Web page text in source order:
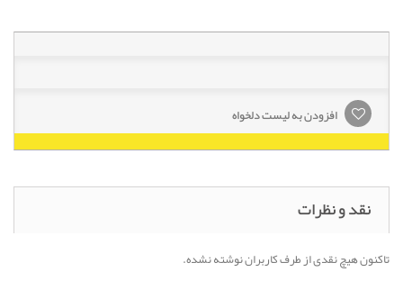
افزودن به لیست دلخواه
نقد و نظرات
تاکنون هیچ نقدی از طرف کاربران نوشته نشده.